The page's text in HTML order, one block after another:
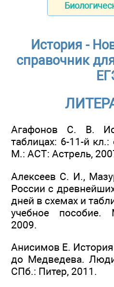
История -
справочник
Агафонов С. В.
таблицах: 6-11-й
М.: ACT: Астрель,
Алексеев С. И.,
России с
дней в схемах и
учебное пособие.
2009.
Анисимов Е.
до Медведева.
СПб.: Питер, 2011.